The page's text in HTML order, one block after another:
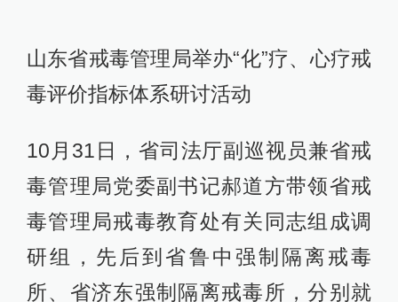
山东省戒毒管理局举办“化”疗、心疗戒
毒评价指标体系研讨活动
10月31日，省司法厅副巡视员兼省戒
毒管理局党委副书记郝道方带领省戒
毒管理局戒毒教育处有关同志组成调
研组，先后到省鲁中强制隔离戒毒
所、省济东强制隔离戒毒所，分别就